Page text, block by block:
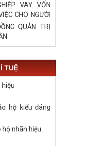
VAY VỐN
CHO NGƯỜI
COVID – 19
QUẢN TRỊ
TUỆ
hiệu
hộ kiểu dáng
hộ nhãn hiệu